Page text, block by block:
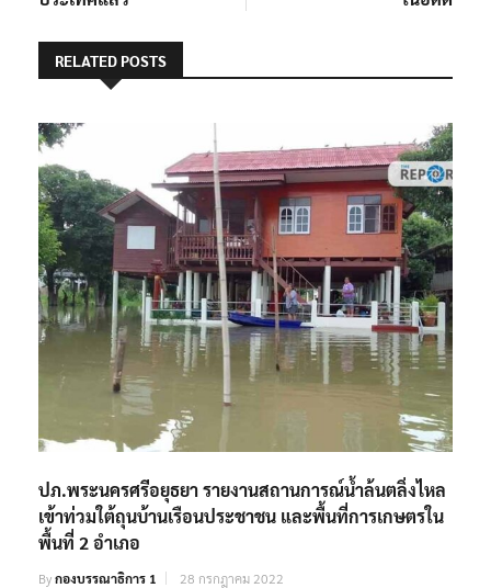
RELATED POSTS
ปภ.พระนครศรีอยุธยา รายงานสถานการณ์น้ำล้นตลิ่งไหล
เข้าท่วมใต้ถุนบ้านเรือนประชาชน และพื้นที่การเกษตรใน
พื้นที่ 2 อำเภอ
Byกองบรรณาธิการ 1 28 กรกฎาคม 2022